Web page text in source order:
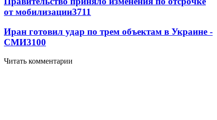
от мобилизации3711
Иран готовил удар по трем объектам в Украине -
СМИ3100
Читать комментарии